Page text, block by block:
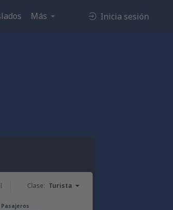
Más Inicia sesión
Clase: Turista
Pasajeros